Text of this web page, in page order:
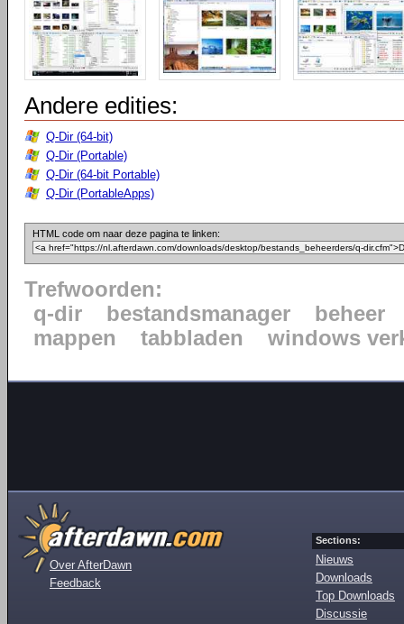
Andere edities:
Q-Dir (64-bit)
Q-Dir (Portable)
Q-Dir (64-bit Portable)
Q-Dir (PortableApps)
HTML code om naar deze pagina te linken:
Trefwoorden:
q-dir
bestandsmanager
beheer
mappen
tabbladen windows
Over AfterDawn
Feedback
Sections:
Nieuws
Downloads
Top Downloads
Discussie